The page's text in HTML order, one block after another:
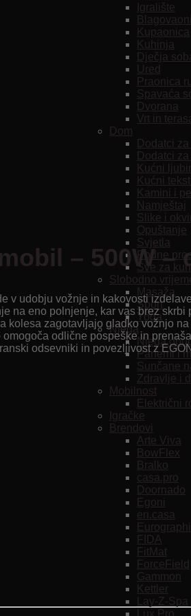
Igralište
Kupaonica
Kuhinja
Dječja
Ured
Praonica
Spavaća
Dvorana
Vrt in
Dom
Dodatci
Dodatci za
Kućni
Kućni tekstil
Kamini i
Namještaj
Slike i
Opuštanje
Svjetla
Podne
Sve za
Slobodno
Masaža
Sport
Yoga
Njega
Njega
Parfemi i
Sunčane
Zdravlje i
Mobilnost
Električni
Igračke
Brendovi
Arte Viva
BowFlex
Bralko
casa.pro
Doornado
Egoni
en.casa
FIDA
FitMat
ForceField
Gammon
Kettler
Lay-Z-Spa
– 500W –
v udobju vožnje in kakovosti
na eno polnjenje, kar vas brez
kolesa zagotavljajo gladko vožnjo
odlične pospeške in
odsevniki in povezljivost z